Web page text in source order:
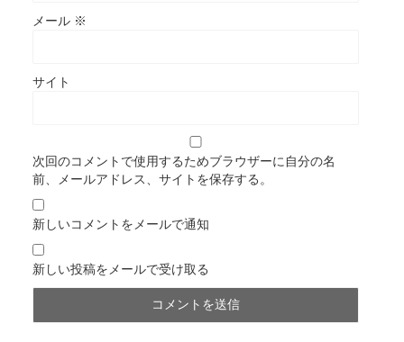
メール ※
サイト
次回のコメントで使用するためブラウザーに自分の名
前、メールアドレス、サイトを保存する。
新しいコメントをメールで通知
新しい投稿をメールで受け取る